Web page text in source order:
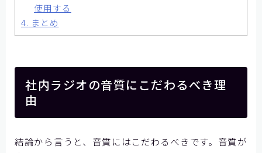
よくあるご質問
使用する
4. まとめ
社内ラジオの音質にこだわるべき理
由
結論から言うと、音質にはこだわるべきです。音質が